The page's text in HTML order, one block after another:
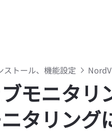
ストール、機能設定
モニタリ
タリング